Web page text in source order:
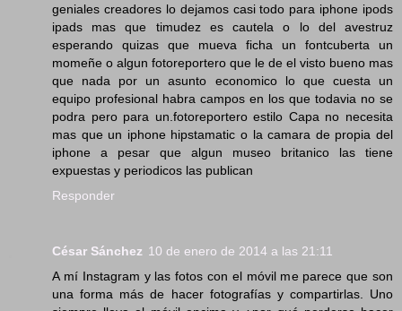
geniales creadores lo dejamos casi todo para iphone ipods
ipads mas que timudez es cautela o lo del avestruz
esperando quizas que mueva ficha un fontcuberta un
momeñe o algun fotoreportero que le de el visto bueno mas
que nada por un asunto economico lo que cuesta un
equipo profesional habra campos en los que todavia no se
podra pero para un.fotoreportero estilo Capa no necesita
mas que un iphone hipstamatic o la camara de propia del
iphone a pesar que algun museo britanico las tiene
expuestas y periodicos las publican
Responder
César Sánchez 10 de enero de 2014 a las 21:11
A mí Instagram y las fotos con el móvil me parece que son
una forma más de hacer fotografías y compartirlas. Uno